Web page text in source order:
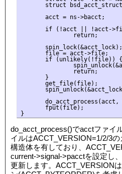
struct
       acct = ns->bacct;
if (!acct || !acct-
               return;
       spin_lock(&acct_lock);
       file = acct->file;
       if (unlikely(!file)) {
               return;
       }
       get_file(file);
do_acct_process(acct,
       fput(file);
do_acct_process()でacctファイ
イルはACCT_VERSION=1/2/3
構造体を有しており、
current->signal->pacctを設定し
更新します。ACCT_VERSION